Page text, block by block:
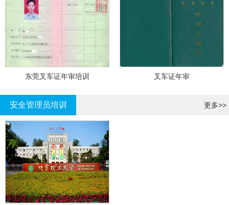
东莞叉车证年审培训 叉车证年审
安全管理员培训 更多>>